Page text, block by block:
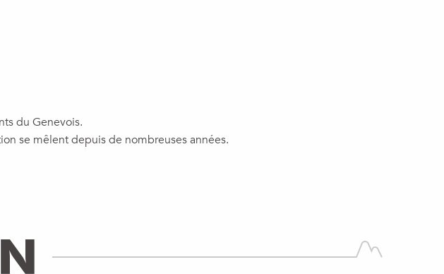
aux favoris
du Genevois.
se mêlent depuis de nombreuses années.